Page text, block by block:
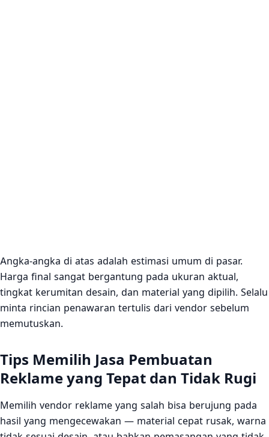
Angka-angka di atas adalah estimasi umum di pasar.
Harga final sangat bergantung pada ukuran aktual,
tingkat kerumitan desain, dan material yang dipilih. Selalu
minta rincian penawaran tertulis dari vendor sebelum
memutuskan.
Tips Memilih Jasa Pembuatan
Reklame yang Tepat dan Tidak Rugi
Memilih vendor reklame yang salah bisa berujung pada
hasil yang mengecewakan — material cepat rusak, warna